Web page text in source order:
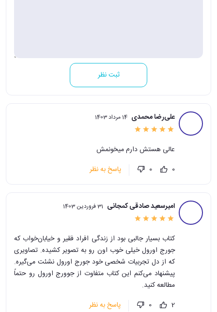
ثبت نظر
علی‌رضا محمدی 14 مرداد 1403
عالی هستش دارم میخونمش
0
0 پاسخ به نظر
امیرسعید صادقی کمجانی 31 فروردین 1403
کتاب بسیار جالبی بود از زندگی افراد فقیر و خیابان‌خواب که
جورج اورول خیلی خوب اون رو به تصویر کشیده. تصاویری
که از دل تجربیات شخصی خود جورج اورول نشئت می‌گیره.
پیشنهاد می‌کنم این کتاب متفاوت از جوورج اورول رو حتماً
مطالعه کنید.
2
0 پاسخ به نظر